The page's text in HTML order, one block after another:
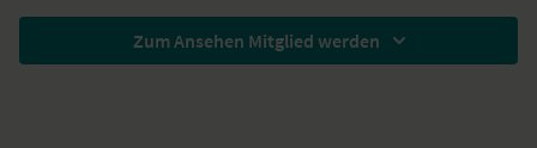
Zum Ansehen Mitglied werden